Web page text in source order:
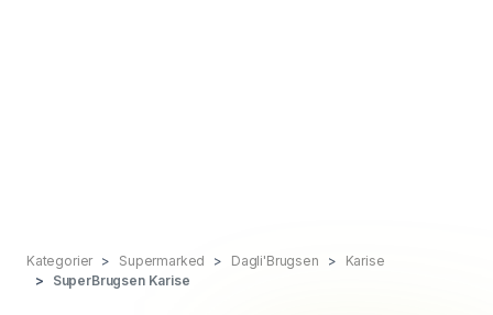
Kategorier Supermarked Dagli'Brugsen
Karise
SuperBrugsen Karise